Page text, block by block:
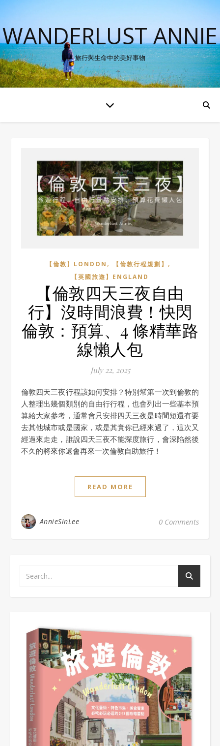
WANDERLUST ANNIE
旅行與生命中的美好事物
【倫敦】LONDON , 【倫敦行程規劃】 ,
【英國旅遊】ENGLAND
【倫敦四天三夜自由
行】沒時間浪費！快閃
倫敦：預算、4 條精華路
線懶人包
July 22, 2025
倫敦四天三夜行程該如何安排？特別幫第一次到倫敦的
人整理出幾個類別的自由行行程，也會列出一些基本預
算給大家參考，通常會只安排四天三夜是時間短還有要
去其他城市或是國家，或是其實你已經來過了，這次又
經過來走走，誰說四天三夜不能深度旅行，會深陷然後
不久的將來你還會再來一次倫敦自助旅行！
READ MORE
AnnieSinLee 0 Comments